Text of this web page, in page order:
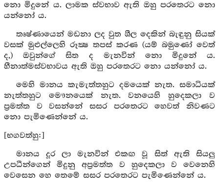
නො මිදුනේ ය. ලාමක ස්වභාව ඇති ඔහු පරතෙරට නො
යන්නෝ ය.
තෘෂ්ණායෙන් මඩනා ලද වුත ශීල දෙකින් බැඳුනු සියක්
වසක් මුළුල්ලෙහි රූක්‍ෂ තපස් කරණ (යම් බමුණෝ වෙත්
ද,) ඔවුන්ගේ සිත ද මැනවින් නො මිදුනේ ය.
හීනාත්මස්වභාවය ඇති ඔහු පරතෙරට නො යන්නෝ ය.
මෙහි මානය කැමැත්තහුට දමයෙක් නැත. සමාධියක්
නැත්තහුට මෞනයෙක් නැත. වනයෙහි හුදෙකලා ව
ප්‍රමත්ත ව වසන්නේ සසර පරතෙරට හෙවත් නිවණට
නො පැමිණෙන්නේ ය.
[භගවත්හු:]
මානය දූර ලා මැනවින් එකඟ වූ සිත් ඇති සියලු
උපධීන්ගෙන් මිදුනු අප්‍රමත්ත ව හුදෙකලා ව වෙනෙහි
වෙසෙන හෙ තෙමේ සසර පරතෙරට පැමිණෙන්නේ ය.